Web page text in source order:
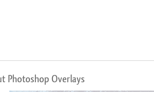
Photoshop Overlays